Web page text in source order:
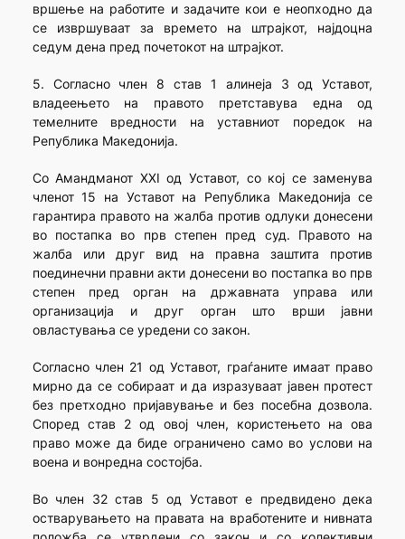
вршење на работите и задачите кои е неопходно да
се извршуваат за времето на штрајкот, најдоцна
седум дена пред почетокот на штрајкот.
5. Согласно член 8 став 1 алинеја 3 од Уставот,
владеењето на правото претставува една од
темелните вредности на уставниот поредок на
Република Македонија.
Со Амандманот XXI од Уставот, со кој се заменува
членот 15 на Уставот на Република Македонија се
гарантира правото на жалба против одлуки донесени
во постапка во прв степен пред суд. Правото на
жалба или друг вид на правна заштита против
поединечни правни акти донесени во постапка во прв
степен пред орган на државната управа или
организација и друг орган што врши јавни
овластувања се уредени со закон.
Согласно член 21 од Уставот, граѓаните имаат право
мирно да се собираат и да изразуваат јавен протест
без претходно пријавување и без посебна дозвола.
Според став 2 од овој член, користењето на ова
право може да биде ограничено само во услови на
воена и вонредна состојба.
Во член 32 став 5 од Уставот е предвидено дека
остварувањето на правата на вработените и нивната